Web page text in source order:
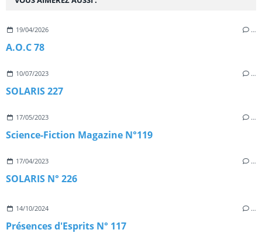
19/04/2026 …
A.O.C 78
10/07/2023 …
SOLARIS 227
17/05/2023 …
Science-Fiction Magazine N°119
17/04/2023 …
SOLARIS N° 226
14/10/2024 …
Présences d'Esprits N° 117